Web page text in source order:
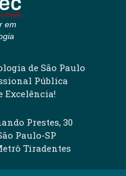
em
de São Paulo
Pública
Excelência!
Prestes, 30
Paulo-SP
Tiradentes